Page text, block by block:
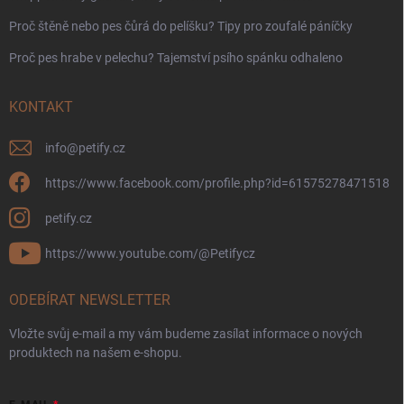
Proč štěně nebo pes čůrá do pelíšku? Tipy pro zoufalé páníčky
Proč pes hrabe v pelechu? Tajemství psího spánku odhaleno
KONTAKT
info@petify.cz
https://www.facebook.com/profile.php?id=61575278471518
petify.cz
https://www.youtube.com/@Petifycz
ODEBÍRAT NEWSLETTER
Vložte svůj e-mail a my vám budeme zasílat informace o nových
produktech na našem e-shopu.